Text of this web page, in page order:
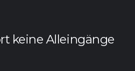
keine Alleingänge